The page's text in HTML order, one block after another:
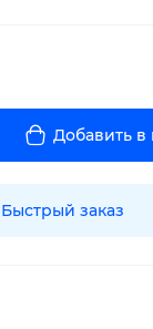
Добавить в
Быстрый заказ